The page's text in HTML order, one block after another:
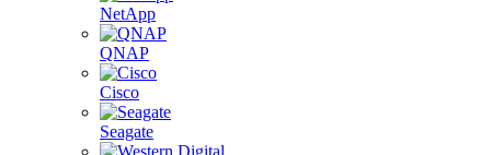
NetApp
QNAP
Cisco
Seagate